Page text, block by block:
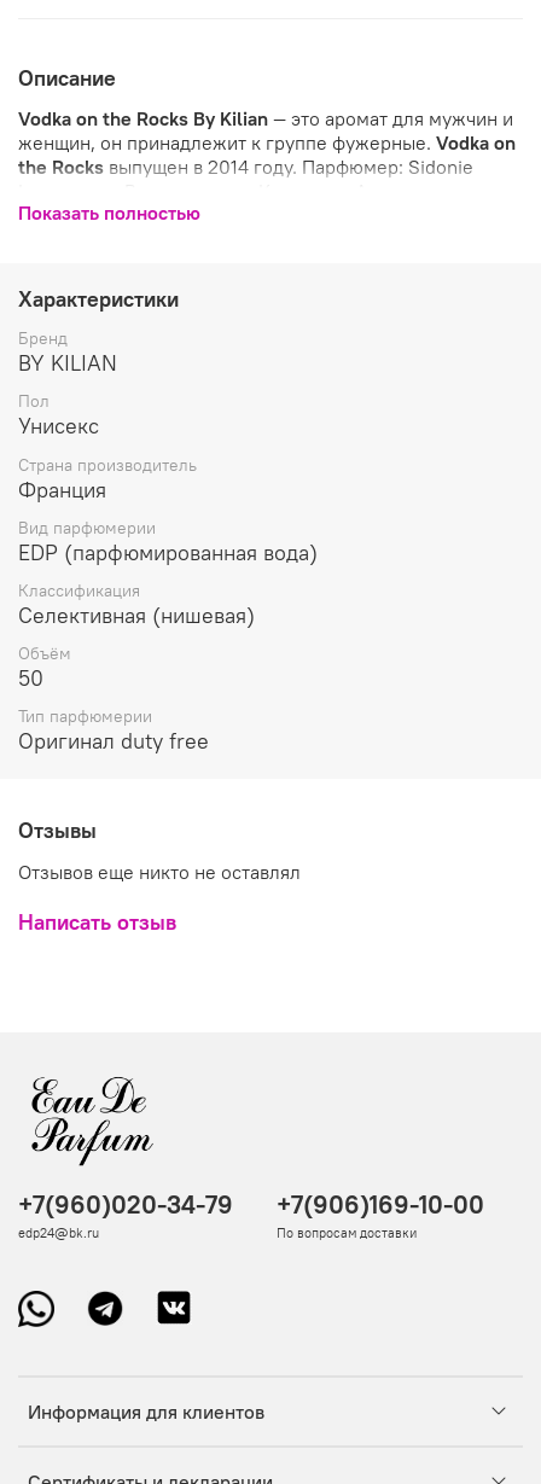
Описание
Vodka on the Rocks By Kilian — это аромат для мужчин и
женщин, он принадлежит к группе фужерные. Vodka on
the Rocks выпущен в 2014 году. Парфюмер: Sidonie
Кардамон; средние ноты: Ревень, Ландыш и Розовая
Показать полностью
Характеристики
Бренд
BY KILIAN
Пол
Унисекс
Страна производитель
Франция
Вид парфюмерии
EDP (парфюмированная вода)
Классификация
Селективная (нишевая)
Объём
50
Тип парфюмерии
Оригинал duty free
Отзывы
Отзывов еще никто не оставлял
Написать отзыв
Информация для клиентов
+7(960)020-34-79
edp24@bk.ru
+7(906)169-10-00
По вопросам доставки